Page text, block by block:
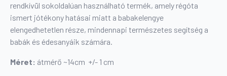
rendkívül sokoldalúan használható termék, amely régóta
ismert jótékony hatásai miatt a babakelengye
elengedhetetlen része, mindennapi természetes segítség a
babák és édesanyáik számára.
Méret: átmérő ~14cm +/- 1 cm